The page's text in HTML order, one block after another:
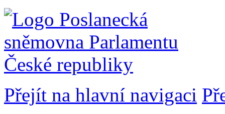
Přejít na hlavní navigaci